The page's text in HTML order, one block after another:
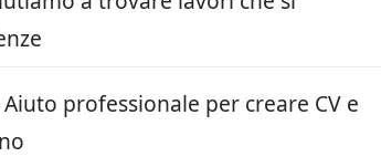
Aiuto professionale per creare CV e